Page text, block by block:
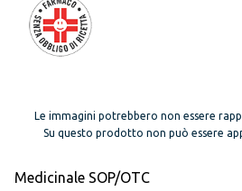
Le immagini potrebbero non essere
Su questo prodotto non può essere
Medicinale SOP/OTC